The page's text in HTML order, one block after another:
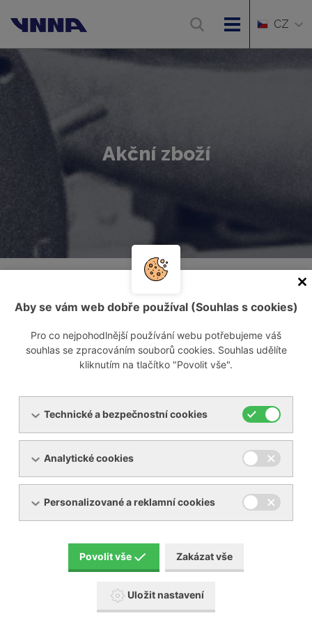
CZ
Akční zboží
Připravujeme
Menu
Produkty
Pronájem zařízení
Servis
Reference
Akční zboží
Popis piktogramů návodů BECKER
Aby se vám web dobře používal (Souhlas s cookies)
Pro co nejpohodlnější používání webu potřebujeme váš
souhlas se zpracováním souborů cookies. Souhlas udělíte
kliknutím na tlačítko "Povolit vše".
Technické a bezpečnostní cookies
Analytické cookies
Personalizované a reklamní cookies
Povolit vše Zakázat vše
Uložit nastavení